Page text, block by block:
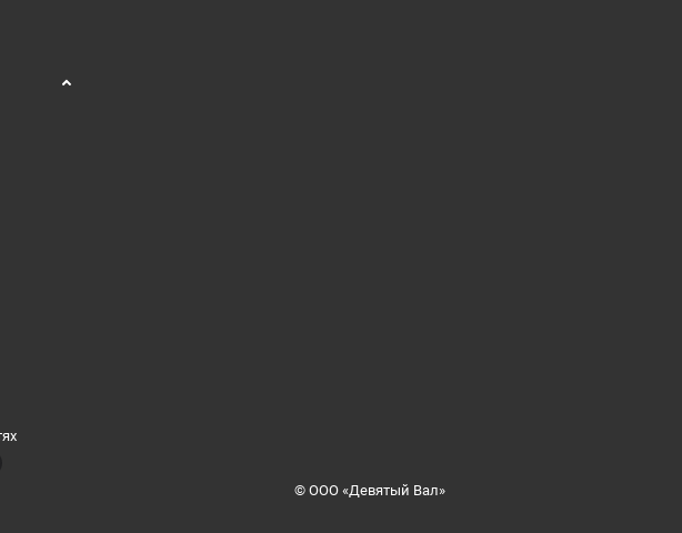
© ООО «Девятый Вал»